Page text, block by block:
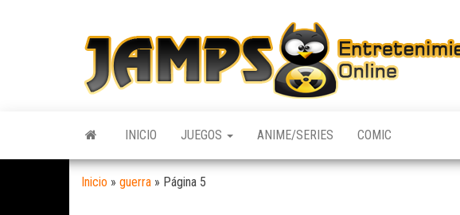
INICIO JUEGOS ANIME/SERIES COMIC
Inicio » guerra » Página 5